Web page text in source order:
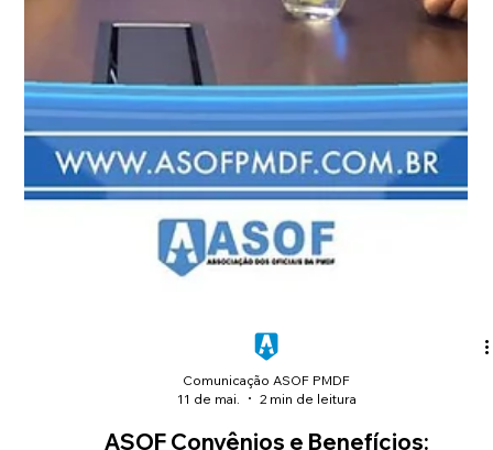
reúne comunicação direta, notícias, benefícios,
enquetes, suporte jurídico, carteirinha digital e
acesso ao Portal da Transparência.